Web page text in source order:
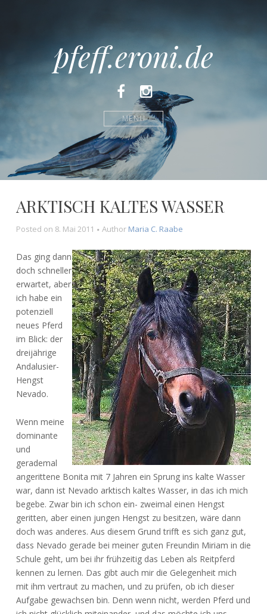
pfeff.eroni.de
FacebookInstagram
MENÜ
ARKTISCH KALTES WASSER
Posted on 8. Mai 2011 Author Maria C. Raabe
Das ging dann
doch schneller
erwartet, aber
ich habe ein
potenziell
neues Pferd
im Blick: der
dreijährige
Andalusier-
Hengst
Nevado.
Wenn meine
dominante
und
gerademal
angerittene Bonita mit 7 Jahren ein Sprung ins kalte Wasser
war, dann ist Nevado arktisch kaltes Wasser, in das ich mich
begebe. Zwar bin ich schon ein- zweimal einen Hengst
geritten, aber einen jungen Hengst zu besitzen, wäre dann
doch was anderes. Aus diesem Grund trifft es sich ganz gut,
dass Nevado gerade bei meiner guten Freundin Miriam in die
Schule geht, um bei ihr frühzeitig das Leben als Reitpferd
kennen zu lernen. Das gibt auch mir die Gelegenheit mich
mit ihm vertraut zu machen, und zu prüfen, ob ich dieser
Aufgabe gewachsen bin. Denn wenn nicht, werden Pferd und